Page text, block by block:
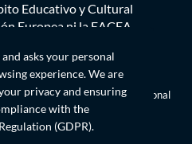
Educativo y Cultural
Europea ni la EACEA
está bajo licencia
CompartirIgual 4.0 Internacional
asks your personal
experience. We are
privacy and ensuring
with the
(GDPR).